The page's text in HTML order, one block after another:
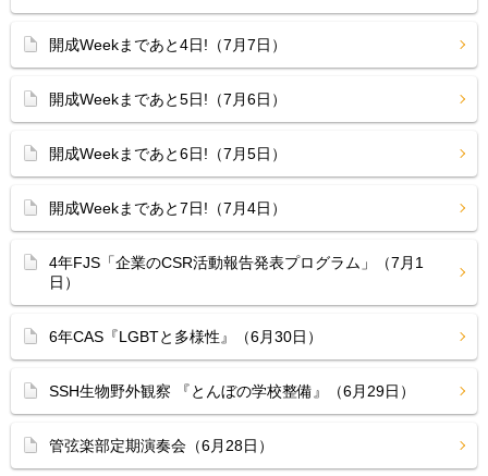
開成Weekまであと4日!（7月7日）
開成Weekまであと5日!（7月6日）
開成Weekまであと6日!（7月5日）
開成Weekまであと7日!（7月4日）
4年FJS「企業のCSR活動報告発表プログラム」（7月1
日）
6年CAS『LGBTと多様性』（6月30日）
SSH生物野外観察 『とんぼの学校整備』（6月29日）
管弦楽部定期演奏会（6月28日）